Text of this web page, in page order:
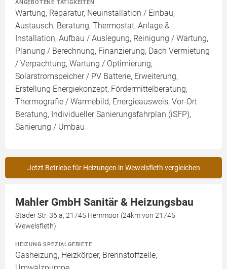
ANGEBOTENE TÄTIGKEITEN
Wartung, Reparatur, Neuinstallation / Einbau,
Austausch, Beratung, Thermostat, Anlage &
Installation, Aufbau / Auslegung, Reinigung / Wartung,
Planung / Berechnung, Finanzierung, Dach Vermietung
/ Verpachtung, Wartung / Optimierung,
Solarstromspeicher / PV Batterie, Erweiterung,
Erstellung Energiekonzept, Fördermittelberatung,
Thermografie / Wärmebild, Energieausweis, Vor-Ort
Beratung, Individueller Sanierungsfahrplan (iSFP),
Sanierung / Umbau
Jetzt Betriebe für Heizungen in Wewelsfleth vergleichen
Mahler GmbH Sanitär & Heizungsbau
Stader Str. 36 a, 21745 Hemmoor (24km von 21745
Wewelsfleth)
HEIZUNG SPEZIALGEBIETE
Gasheizung, Heizkörper, Brennstoffzelle,